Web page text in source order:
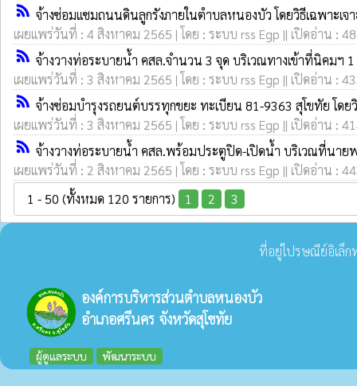
rss_feed จ้างซ่อมแซมถนนดินลูกรังภายในตำบลหนองบัว โดยวิธีเฉพาะเจา
เผยแพร่วันที่ : 4 สิงหาคม 2565 | โดย : ระบบ rss Egp || เปิดอ่าน :
rss_feed จ้างวางท่อระบายน้ำ คสล.จำนวน 3 จุด บริเวณทางเข้าที่นิคมฯ
เผยแพร่วันที่ : 3 สิงหาคม 2565 | โดย : ระบบ rss Egp || เปิดอ่าน :
rss_feed จ้างซ่อมบำรุงรถยนต์บรรทุกขยะ ทะเบียน 81-9363 สุโขทัย โดยวิ
เผยแพร่วันที่ : 3 สิงหาคม 2565 | โดย : ระบบ rss Egp || เปิดอ่าน :
rss_feed จ้างวางท่อระบายน้ำ คสล.พร้อมประตูปิด-เปิดน้ำ บริเวณที่นาย
เผยแพร่วันที่ : 2 สิงหาคม 2565 | โดย : ระบบ rss Egp || เปิดอ่าน :
1 - 50 (ทั้งหมด 120 รายการ)
1 2 3
ที่อยู่ไปรษณีย์อิเล็ก
องค์การบริหารส่วนตำบลหนองบัว
อำเภอศรีนคร จังหวัดสุโขทัย
ผู้ดูแลระบบ พัฒนาระบบ